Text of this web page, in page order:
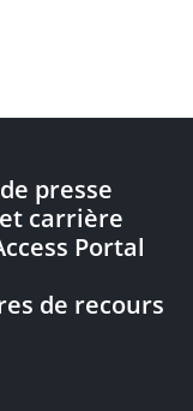
presse
carrière
Portal
de recours